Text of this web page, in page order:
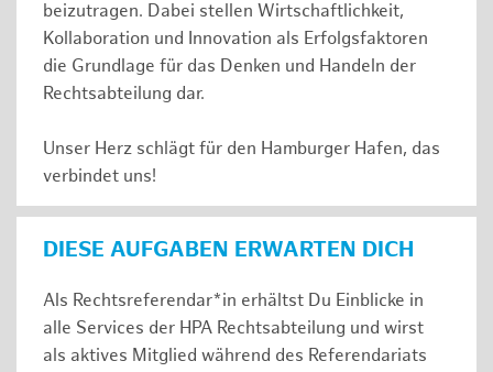
beizutragen. Dabei stellen Wirtschaftlichkeit,
Kollaboration und Innovation als Erfolgsfaktoren
die Grundlage für das Denken und Handeln der
Rechtsabteilung dar.
Unser Herz schlägt für den Hamburger Hafen, das
verbindet uns!
DIESE AUFGABEN ERWARTEN DICH
Als Rechtsreferendar*in erhältst Du Einblicke in
alle Services der HPA Rechtsabteilung und wirst
als aktives Mitglied während des Referendariats